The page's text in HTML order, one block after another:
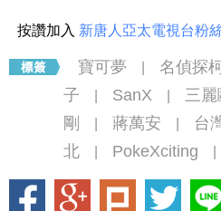
按讚加入 新唐人亞太電視台粉
寶可夢 名偵探
子
SanX 三麗
剛
蔣萬安 台
北
PokeXciting